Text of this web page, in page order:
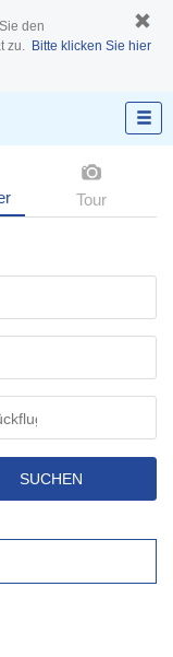
den
zu. Bitte klicken Sie hier
Tour
SUCHEN